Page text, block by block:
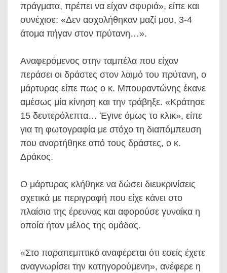
πράγματα, πρέπει να είχαν σφυριά», είπε και
συνέχισε: «Δεν ασχολήθηκαν μαζί μου, 3-4
άτομα πήγαν στον πρύτανη…».
Αναφερόμενος στην ταμπέλα που είχαν
περάσει οι δράστες στον λαιμό του πρύτανη, ο
μάρτυρας είπε πως ο κ. Μπουραντώνης έκανε
αμέσως μία κίνηση και την τράβηξε. «Κράτησε
15 δευτερόλεπτα… Έγινε όμως το κλικ», είπε
για τη φωτογραφία με στόχο τη διαπόμπευση
που αναρτήθηκε από τους δράστες, ο κ.
Δράκος.
Ο μάρτυρας κλήθηκε να δώσει διευκρινίσεις
σχετικά με περιγραφή που είχε κάνει στο
πλαίσιο της έρευνας και αφορούσε γυναίκα η
οποία ήταν μέλος της ομάδας.
«Στο παραπεμπτικό αναφέρεται ότι εσείς έχετε
αναγνωρίσει την κατηγορούμενη», ανέφερε η